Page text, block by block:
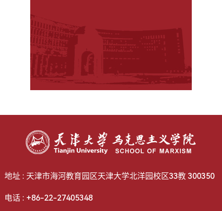
地址 : 天津市海河教育园区天津大学北洋园校区33教 300350
电话 : +86-22-27405348